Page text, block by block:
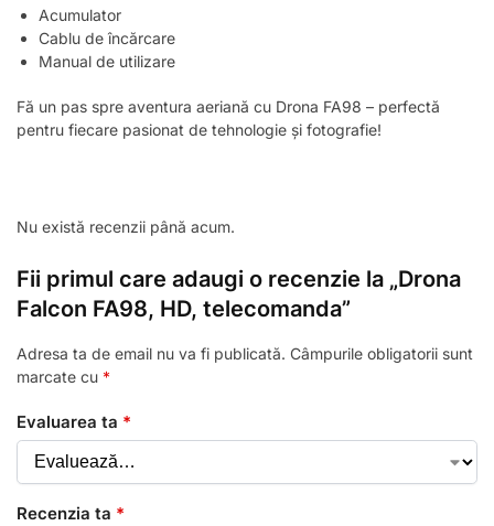
Acumulator
Cablu de încărcare
Manual de utilizare
Fă un pas spre aventura aeriană cu Drona FA98 – perfectă
pentru fiecare pasionat de tehnologie și fotografie!
Nu există recenzii până acum.
Fii primul care adaugi o recenzie la „Drona
Falcon FA98, HD, telecomanda”
Adresa ta de email nu va fi publicată. Câmpurile obligatorii sunt
marcate cu *
Evaluarea ta *
Recenzia ta *